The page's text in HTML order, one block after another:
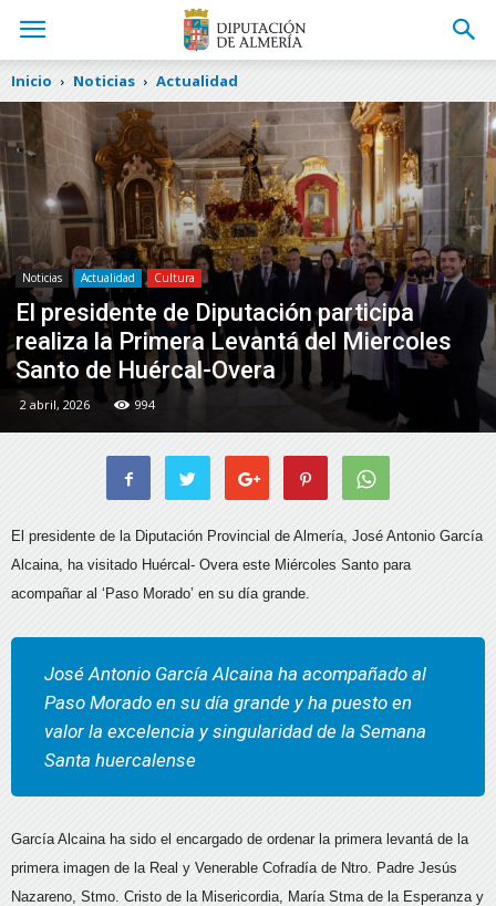
Inicio Noticias Actualidad
Noticias Actualidad Cultura
El presidente de Diputación participa
realiza la Primera Levantá del Miercoles
Santo de Huércal-Overa
2 abril, 2026 994
El presidente de la Diputación Provincial de Almería, José Antonio García
Alcaina, ha visitado Huércal- Overa este Miércoles Santo para
acompañar al ‘Paso Morado’ en su día grande.
José Antonio García Alcaina ha acompañado al
Paso Morado en su día grande y ha puesto en
valor la excelencia y singularidad de la Semana
Santa huercalense
García Alcaina ha sido el encargado de ordenar la primera levantá de la
primera imagen de la Real y Venerable Cofradía de Ntro. Padre Jesús
Nazareno, Stmo. Cristo de la Misericordia, María Stma de la Esperanza y